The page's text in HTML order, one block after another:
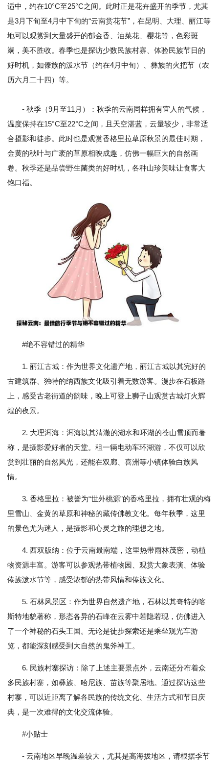
适中，约在10°C至25°C之间。此时正是花卉盛开的季节，尤其
是3月下旬至4月中下旬的“云南赏花节”，在昆明、大理、丽江等
地可以观赏到大量盛开的郁金香、油菜花、樱花等，色彩斑
斓，美不胜收。春季也是探访少数民族村寨、体验民族节日的
好时机，如傣族的泼水节（约在4月中旬）、彝族的火把节（农
历六月二十四）等。
- 秋季（9月至11月）：秋季的云南同样拥有宜人的气候，
温度保持在15°C至22°C之间，且天空湛蓝，云量较少，非常适
合摄影和徒步。此时也是观赏香格里拉草原秋景的最佳时期，
金黄的秋叶与广袤的草原相映成趣，仿佛一幅巨大的自然画
卷。秋季还是品尝野生菌类的好时机，各种山珍美味让食客大
饱口福。
#绝不容错过的精华
1. 丽江古城：作为世界文化遗产地，丽江古城以其完好的
古建筑群、独特的纳西族文化吸引着无数游客。漫步在石板路
上，感受古老街道的韵味，晚上可登上狮子山观赏古城灯火辉
煌的夜景。
2. 大理洱海：洱海以其清澈的湖水和环湖的苍山雪顶而著
称，是摄影爱好者的天堂。租一辆电动车环湖游，不仅可以欣
赏到壮丽的自然风光，还能在双廊、喜洲等小镇体验白族风
情。
3. 香格里拉：被誉为“世外桃源”的香格里拉，拥有壮观的梅
里雪山、金黄的草原和神秘的藏传佛教文化。每年秋季，这里
的景色尤为迷人，是摄影和心灵之旅的理想之地。
4. 西双版纳：位于云南最南端，这里热带雨林茂密，动植
物资源丰富。游客可以参观热带植物园、观赏大象表演、体验
傣族泼水节等，感受浓郁的热带风情和傣族文化。
5. 石林风景区：作为世界自然遗产地，石林以其奇特的喀
斯特地貌著称，形态各异的石峰在云雾中若隐若现，仿佛进入
了一个神秘的石头王国。无论是徒步探索还是乘坐观光车游
览，都能深刻感受到大自然的鬼斧神工。
6. 民族村寨探访：除了上述主要景点外，云南还分布着众
多民族村寨，如彝族、哈尼族、苗族等聚居地。通过探访这些
村寨，可以近距离了解各民族的传统文化、生活方式和节日庆
典，是一次难得的文化交流体验。
#小贴士
- 云南地区早晚温差较大，尤其是高海拔地区，请根据季节